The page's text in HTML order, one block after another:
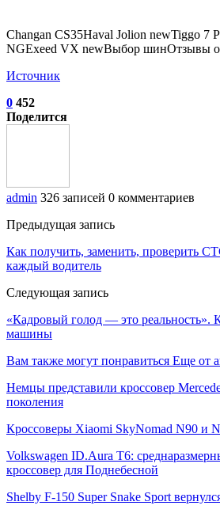
Changan CS35Haval Jolion newTiggo 7
NGExeed VX newВыбор шинОтзывы
Источник
0 452
Поделится
admin 326 записей 0 комментариев
Предыдущая запись
Как получить, заменить, проверить
каждый водитель
Следующая запись
«Кадровый голод — это реальность».
машины
Вам также могут понравиться Еще от
Немцы представили кроссовер
поколения
Кроссоверы Xiaomi SkyNomad N90 и
Volkswagen ID.Aura T6:
кроссовер для Поднебесной
Shelby F-150 Super Snake Sport